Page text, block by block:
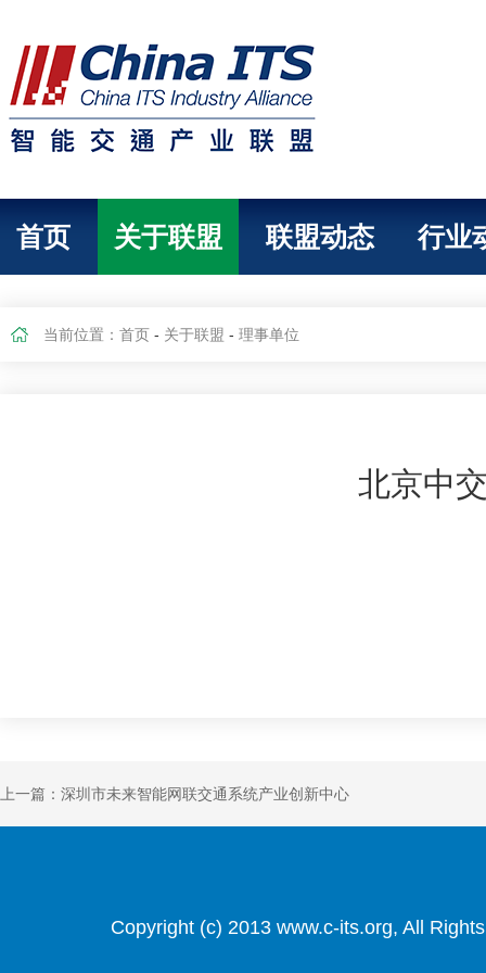
首页 关于联盟 联盟动态 行业
当前位置： 首页 - 关于联盟 - 理事单位
北京中
上一篇：深圳市未来智能网联交通系统产业创新中心
Copyright (c) 2013 www.c-its.org, All